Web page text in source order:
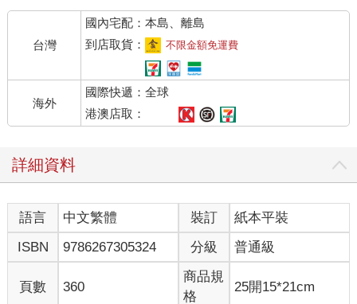
●揭幕
你可千萬不要誤會。我一點都沒沮喪。收到你那種安慰信，我只
是倉皇失措，然後覺得難為情，羞得滿臉通紅，心情莫名地難以
平靜。這麼說，你可能會生氣，看了你那封信，我覺得「很老
套」。你要知道，新時代的帷幕已然開啟，而且是我們祖先從未
你就別再老套地裝模作樣了。因為那通常只是謊言。現在，關於
我的肺病，我毫不在意。我早就忘記生病這回事。不僅生病的
事，其實所有的事我都已忘記。我來到這所健康道場，當然並非
因為戰爭結束，突然珍惜起自己的生命，想把身體養好，以待有
朝一日出人頭地；也非基於想趕快把病治好，讓父親放心母親開
心，這種令人熱淚盈眶值得誇讚的孝心。但是，也絕非基於奇怪
的自暴自棄來到這偏僻地方。逐一說明自己的行為，已是老舊
「思想」的謬誤吧。如果硬要說明，通常只會流於牽強附會。我
台灣
國內宅配：本島、離島
到店取貨：
不限金額免運費
海外
國際快遞：全球
港澳店取：
詳細資料
語言 中文繁體 裝訂
紙本平裝
ISBN
9786267305324 分級 普通級
頁數 360
商品規
格
25開15*21cm